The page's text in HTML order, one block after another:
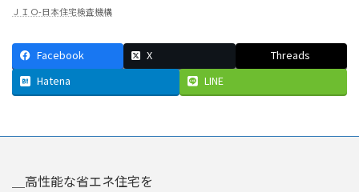
ＪＩＯ-日本住宅検査機構
Facebook X
Threads
Hatena
LINE
＿高性能な省エネ住宅を